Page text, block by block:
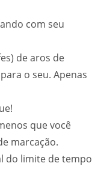
com seu
de aros de
o seu. Apenas
que você
marcação.
do limite de tempo